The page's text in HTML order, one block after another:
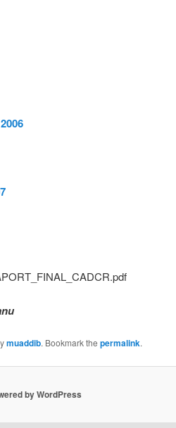
muaddib. Bookmark the permalink.
by WordPress